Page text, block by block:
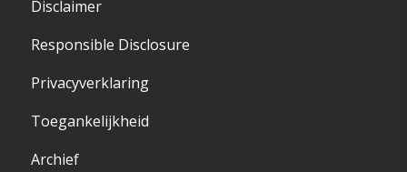
Disclaimer
Responsible Disclosure
Privacyverklaring
Toegankelijkheid
Archief